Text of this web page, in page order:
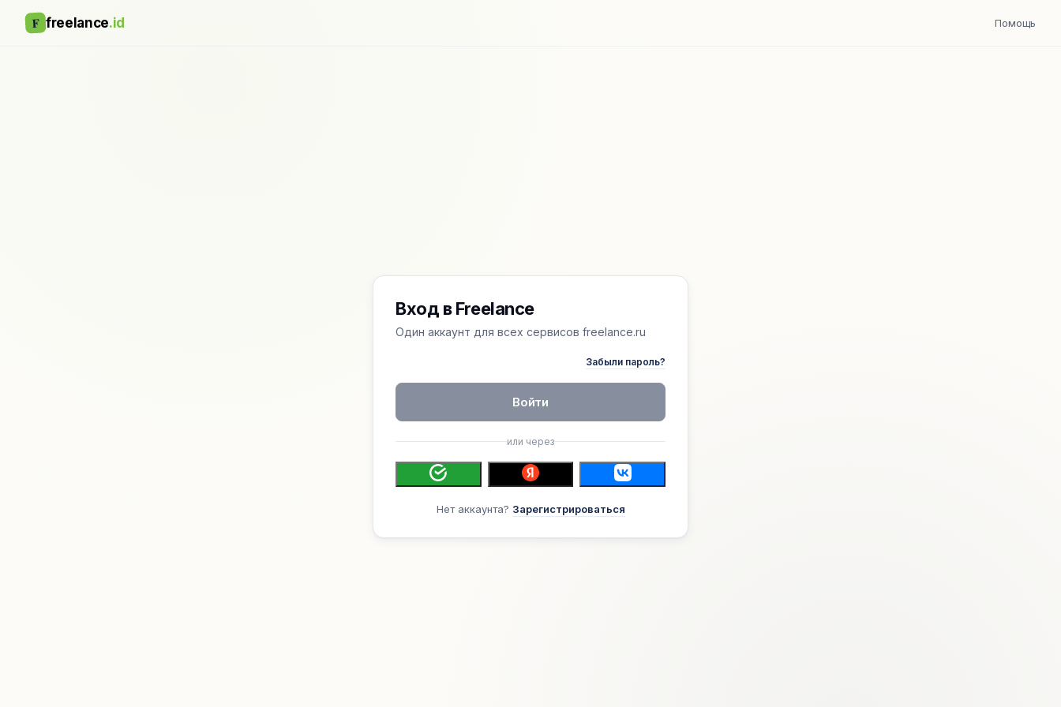
F freelance.id Помощь
Вход в Freelance
Один аккаунт для всех сервисов freelance.ru
Забыли пароль?
Войти
или через
Нет аккаунта? Зарегистрироваться